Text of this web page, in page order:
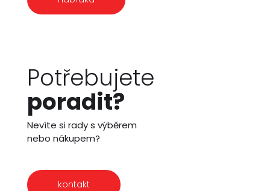
Potřebujete
poradit?
Nevíte si rady s výběrem
nebo nákupem?
kontakt